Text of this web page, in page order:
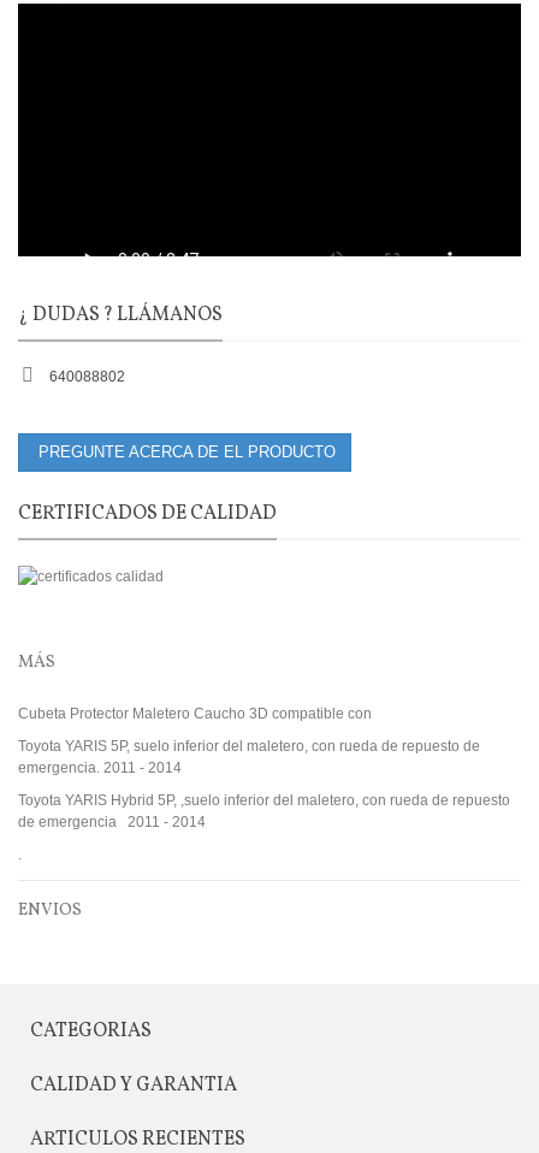
¿ DUDAS ? LLÁMANOS
640088802
PREGUNTE ACERCA DE EL PRODUCTO
CERTIFICADOS DE CALIDAD
MÁS
Cubeta Protector Maletero Caucho 3D compatible con
Toyota YARIS 5P, suelo inferior del maletero, con rueda de repuesto de
emergencia. 2011 - 2014
Toyota YARIS Hybrid 5P, ,suelo inferior del maletero, con rueda de repuesto
de emergencia 2011 - 2014
.
ENVIOS
CATEGORIAS
CALIDAD Y GARANTIA
ARTICULOS RECIENTES